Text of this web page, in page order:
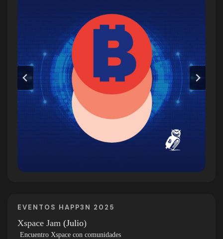
EVENTOS HAPP3N 2025
Xspace Jam (Julio)
Encuentro Xspace con comunidades